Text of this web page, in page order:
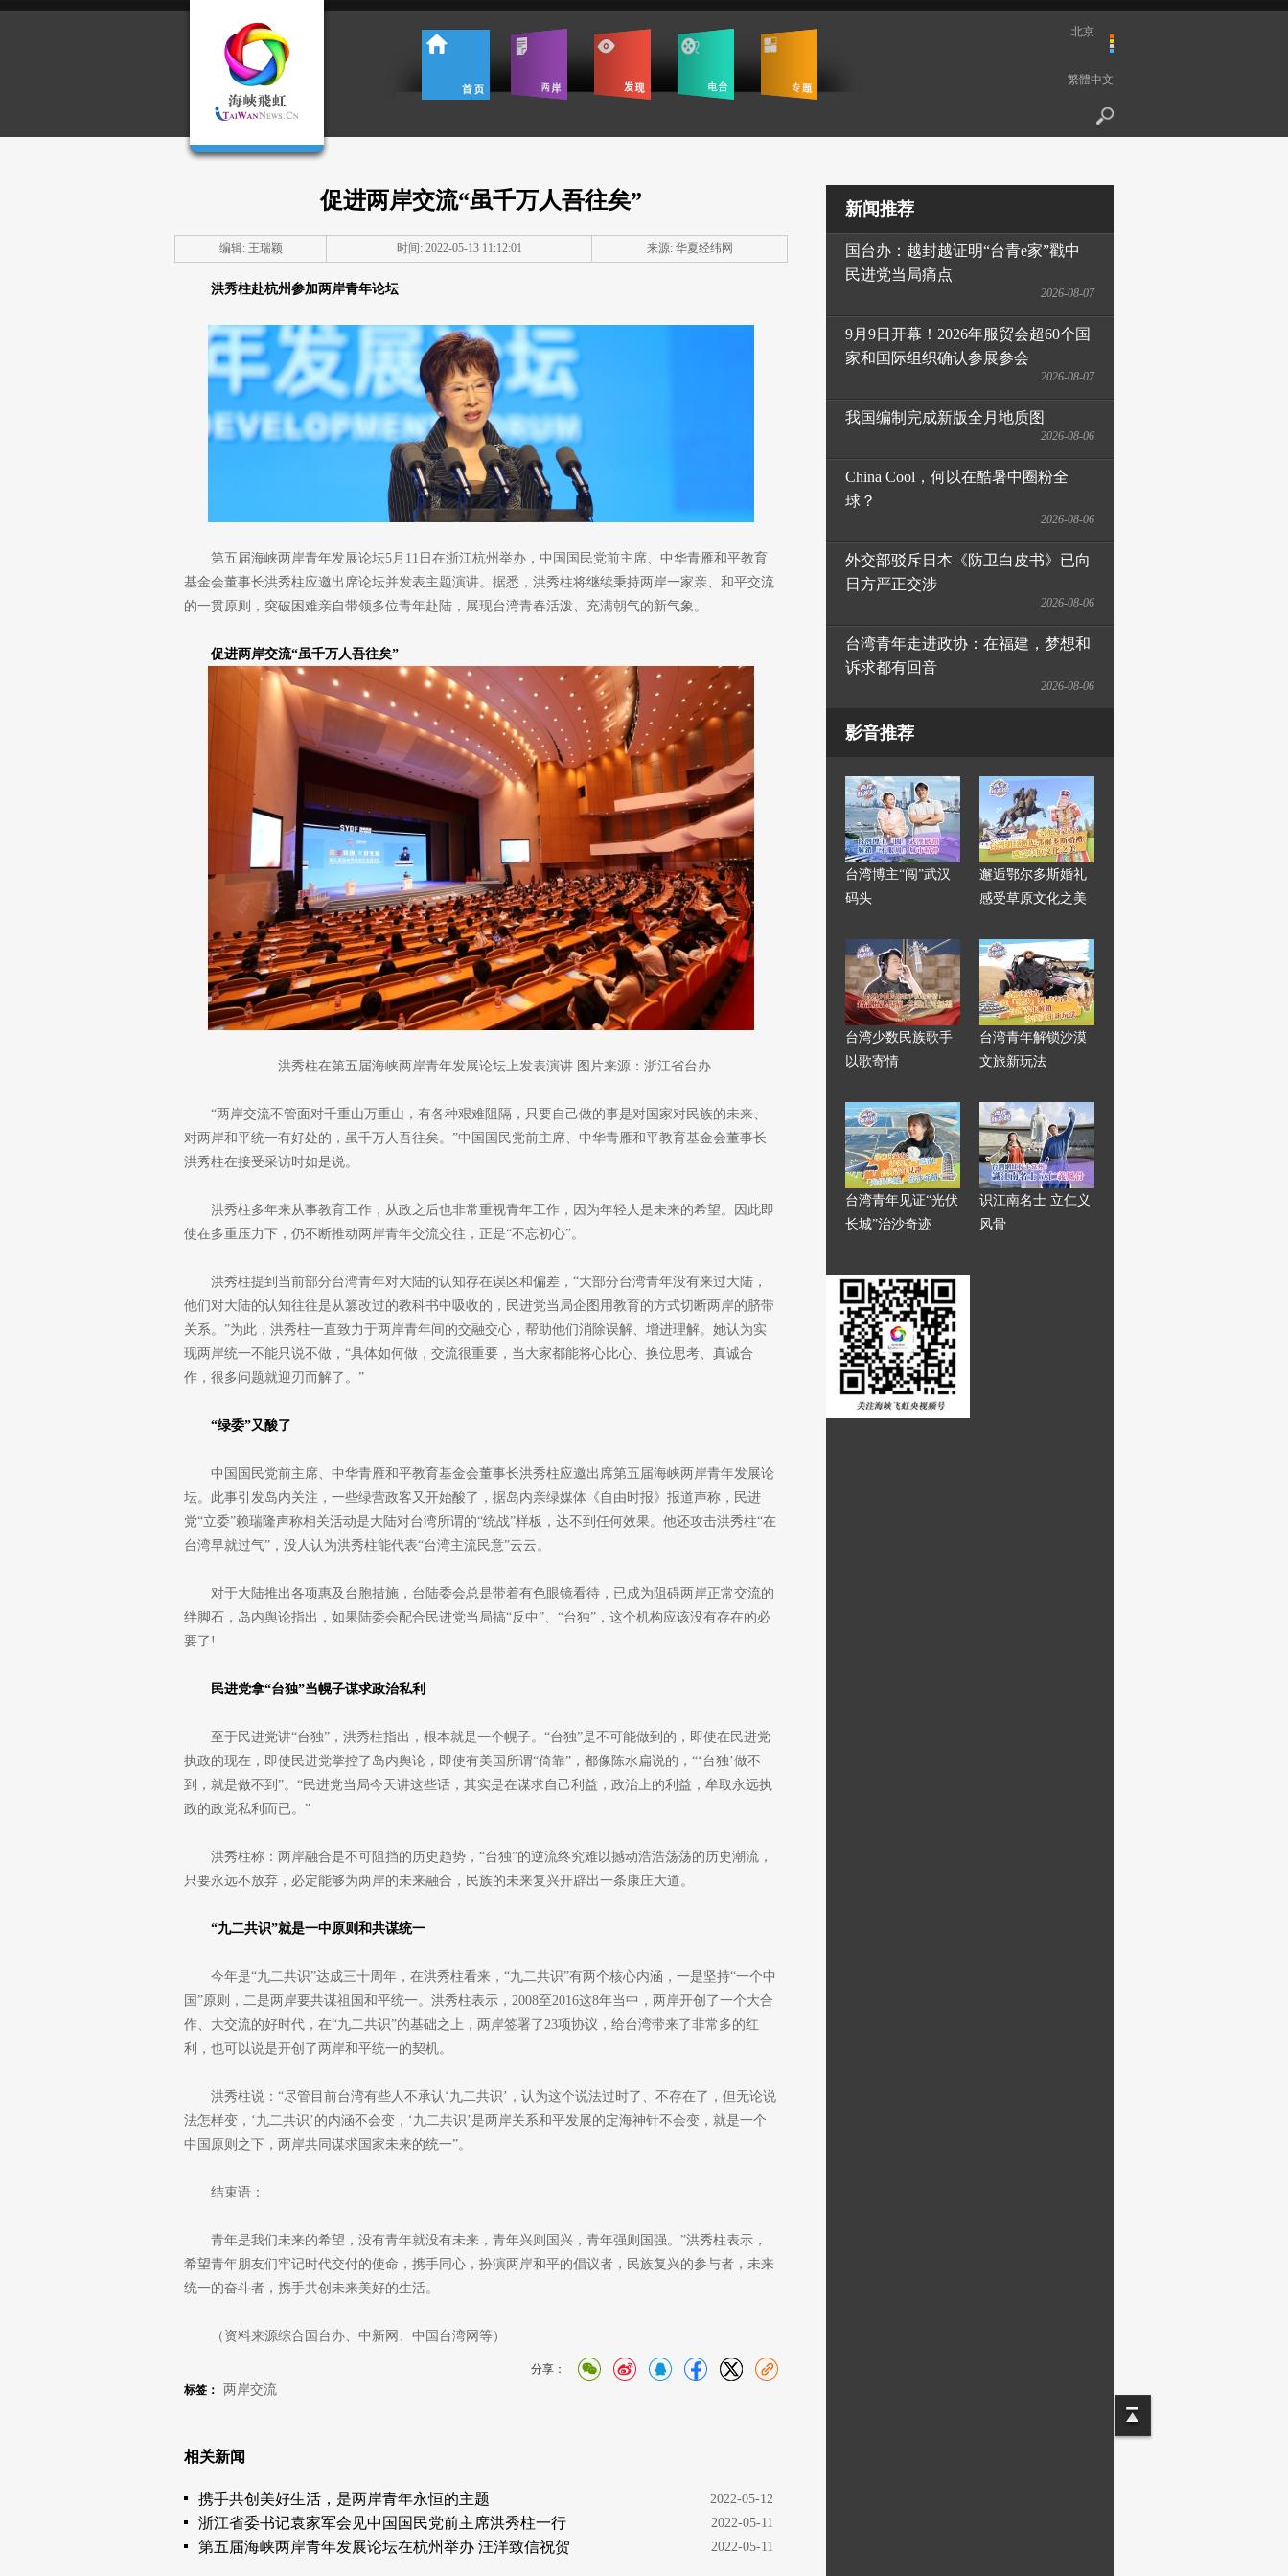
北京
繁體中文
促进两岸交流“虽千万人吾往矣”
编辑: 王瑞颖 时间: 2022-05-13 11:12:01 来源: 华夏经纬网
洪秀柱赴杭州参加两岸青年论坛
第五届海峡两岸青年发展论坛5月11日在浙江杭州举办，中国国民党前主席、中华青雁和平教育
基金会董事长洪秀柱应邀出席论坛并发表主题演讲。据悉，洪秀柱将继续秉持两岸一家亲、和平交流
的一贯原则，突破困难亲自带领多位青年赴陆，展现台湾青春活泼、充满朝气的新气象。
促进两岸交流“虽千万人吾往矣”
洪秀柱在第五届海峡两岸青年发展论坛上发表演讲 图片来源：浙江省台办
“两岸交流不管面对千重山万重山，有各种艰难阻隔，只要自己做的事是对国家对民族的未来、
对两岸和平统一有好处的，虽千万人吾往矣。”中国国民党前主席、中华青雁和平教育基金会董事长
洪秀柱在接受采访时如是说。
洪秀柱多年来从事教育工作，从政之后也非常重视青年工作，因为年轻人是未来的希望。因此即
使在多重压力下，仍不断推动两岸青年交流交往，正是“不忘初心”。
洪秀柱提到当前部分台湾青年对大陆的认知存在误区和偏差，“大部分台湾青年没有来过大陆，
他们对大陆的认知往往是从篡改过的教科书中吸收的，民进党当局企图用教育的方式切断两岸的脐带
关系。”为此，洪秀柱一直致力于两岸青年间的交融交心，帮助他们消除误解、增进理解。她认为实
现两岸统一不能只说不做，“具体如何做，交流很重要，当大家都能将心比心、换位思考、真诚合
作，很多问题就迎刃而解了。”
“绿委”又酸了
中国国民党前主席、中华青雁和平教育基金会董事长洪秀柱应邀出席第五届海峡两岸青年发展论
坛。此事引发岛内关注，一些绿营政客又开始酸了，据岛内亲绿媒体《自由时报》报道声称，民进
党“立委”赖瑞隆声称相关活动是大陆对台湾所谓的“统战”样板，达不到任何效果。他还攻击洪秀柱“在
台湾早就过气”，没人认为洪秀柱能代表“台湾主流民意”云云。
对于大陆推出各项惠及台胞措施，台陆委会总是带着有色眼镜看待，已成为阻碍两岸正常交流的
绊脚石，岛内舆论指出，如果陆委会配合民进党当局搞“反中”、“台独”，这个机构应该没有存在的必
要了!
民进党拿“台独”当幌子谋求政治私利
至于民进党讲“台独”，洪秀柱指出，根本就是一个幌子。“台独”是不可能做到的，即使在民进党
执政的现在，即使民进党掌控了岛内舆论，即使有美国所谓“倚靠”，都像陈水扁说的，“‘台独’做不
到，就是做不到”。“民进党当局今天讲这些话，其实是在谋求自己利益，政治上的利益，牟取永远执
政的政党私利而已。”
洪秀柱称：两岸融合是不可阻挡的历史趋势，“台独”的逆流终究难以撼动浩浩荡荡的历史潮流，
只要永远不放弃，必定能够为两岸的未来融合，民族的未来复兴开辟出一条康庄大道。
“九二共识”就是一中原则和共谋统一
今年是“九二共识”达成三十周年，在洪秀柱看来，“九二共识”有两个核心内涵，一是坚持“一个中
国”原则，二是两岸要共谋祖国和平统一。洪秀柱表示，2008至2016这8年当中，两岸开创了一个大合
作、大交流的好时代，在“九二共识”的基础之上，两岸签署了23项协议，给台湾带来了非常多的红
利，也可以说是开创了两岸和平统一的契机。
洪秀柱说：“尽管目前台湾有些人不承认‘九二共识’，认为这个说法过时了、不存在了，但无论说
法怎样变，‘九二共识’的内涵不会变，‘九二共识’是两岸关系和平发展的定海神针不会变，就是一个
中国原则之下，两岸共同谋求国家未来的统一”。
结束语：
青年是我们未来的希望，没有青年就没有未来，青年兴则国兴，青年强则国强。”洪秀柱表示，
希望青年朋友们牢记时代交付的使命，携手同心，扮演两岸和平的倡议者，民族复兴的参与者，未来
统一的奋斗者，携手共创未来美好的生活。
（资料来源综合国台办、中新网、中国台湾网等）
分享：
标签：
两岸交流
相关新闻
2022-05-12
携手共创美好生活，是两岸青年永恒的主题
2022-05-11
浙江省委书记袁家军会见中国国民党前主席洪秀柱一行
2022-05-11
第五届海峡两岸青年发展论坛在杭州举办 汪洋致信祝贺
新闻推荐
国台办：越封越证明“台青e家”戳中
民进党当局痛点
2026-08-07
9月9日开幕！2026年服贸会超60个国
家和国际组织确认参展参会
2026-08-07
我国编制完成新版全月地质图
2026-08-06
China Cool，何以在酷暑中圈粉全
球？
2026-08-06
外交部驳斥日本《防卫白皮书》已向
日方严正交涉
2026-08-06
台湾青年走进政协：在福建，梦想和
诉求都有回音
2026-08-06
影音推荐
台湾博主“闯”武汉
码头
邂逅鄂尔多斯婚礼
感受草原文化之美
台湾少数民族歌手
以歌寄情
台湾青年解锁沙漠
文旅新玩法
台湾青年见证“光伏
长城”治沙奇迹
识江南名士 立仁义
风骨